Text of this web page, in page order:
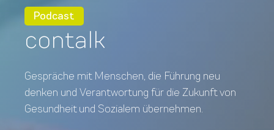
Podcast
contalk
Gespräche mit Menschen, die Führung neu
denken und Verantwortung für die Zukunft von
Gesundheit und Sozialem übernehmen.